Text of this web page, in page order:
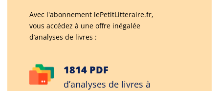
Avec l'abonnement lePetitLitteraire.fr,
vous accédez à une offre inégalée
d’analyses de livres :
1814 PDF
d’analyses de livres à